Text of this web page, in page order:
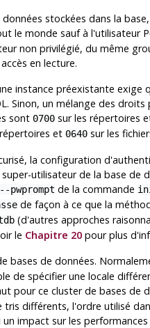
stockées dans la
le monde sauf à l'utilisateur
non privilégié, du même
en lecture.
instance préexistante
. Sinon, un mélange des
sont 0700 sur les répertoires
et 0640 sur les
la configuration
utilisateur de la base de
--pwprompt de la commande
de façon à ce que la
(d'autres approches
le Chapitre 20 pour plus
bases de données.
de spécifier une locale
pour ce cluster de bases de
différents, l'ordre utilisé
impact sur les